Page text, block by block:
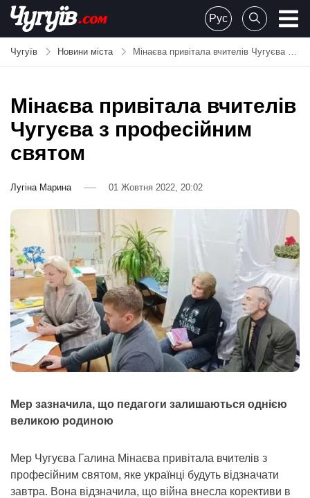
Skip
content
Chuguiv
Рус
Чугуїв Новини міста Мінаєва привітала вчителів Чугуєва з професійним святом
Мінаєва привітала вчителів
Чугуєва з професійним
святом
Лугіна Марина 01 Жовтня 2022, 20:02
Мер зазначила, що педагоги залишаються однією
великою родиною
Мер Чугуєва Галина Мінаєва привітала вчителів з
професійним святом, яке українці будуть відзначати
завтра. Вона відзначила, що війна внесла корективи в